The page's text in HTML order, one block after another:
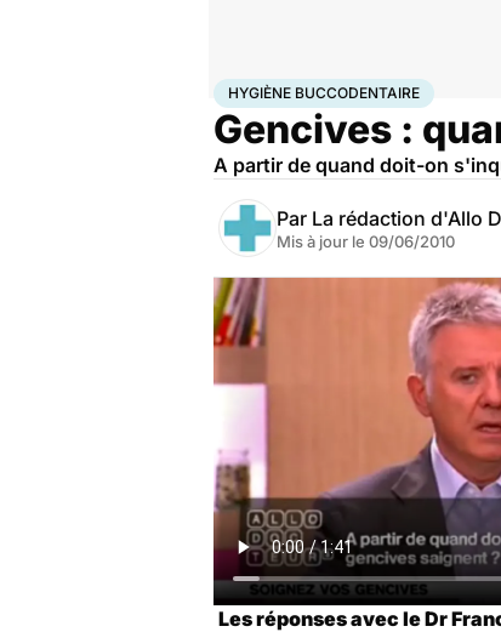
AccueilSantéMaladiesHygiène
HYGIÈNE BUCCODENTAIRE
Gencives :
A partir de quand doit-on
Par La rédaction d'Allo
Mis à jour le 09/06/2010
Les réponses avec le Dr